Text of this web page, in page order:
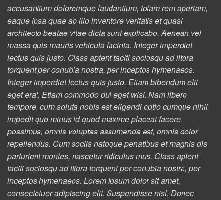
accusantium doloremque laudantium, totam rem aperiam,
eaque ipsa quae ab illo inventore veritatis et quasi
architecto beatae vitae dicta sunt explicabo. Aenean vel
massa quis mauris vehicula lacinia. Integer imperdiet
lectus quis justo. Class aptent taciti sociosqu ad litora
torquent per conubia nostra, per inceptos hymenaeos.
Integer imperdiet lectus quis justo. Etiam bibendum elit
eget erat. Etiam commodo dui eget wisi. Nam libero
tempore, cum soluta nobis est eligendi optio cumque nihil
impedit quo minus id quod maxime placeat facere
possimus, omnis voluptas assumenda est, omnis dolor
repellendus. Cum sociis natoque penatibus et magnis dis
parturient montes, nascetur ridiculus mus. Class aptent
taciti sociosqu ad litora torquent per conubia nostra, per
inceptos hymenaeos. Lorem ipsum dolor sit amet,
consectetuer adipiscing elit. Suspendisse nisl. Donec